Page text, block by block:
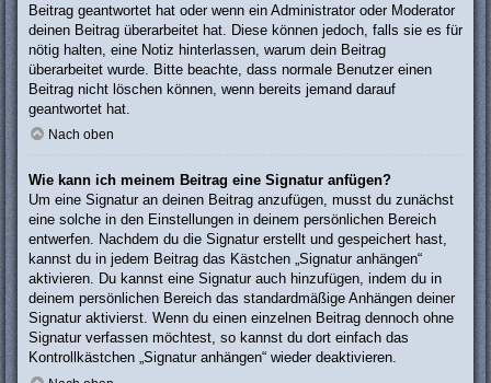
Beitrag geantwortet hat oder wenn ein Administrator oder Moderator
deinen Beitrag überarbeitet hat. Diese können jedoch, falls sie es für
nötig halten, eine Notiz hinterlassen, warum dein Beitrag
überarbeitet wurde. Bitte beachte, dass normale Benutzer einen
Beitrag nicht löschen können, wenn bereits jemand darauf
geantwortet hat.
Nach oben
Wie kann ich meinem Beitrag eine Signatur anfügen?
Um eine Signatur an deinen Beitrag anzufügen, musst du zunächst
eine solche in den Einstellungen in deinem persönlichen Bereich
entwerfen. Nachdem du die Signatur erstellt und gespeichert hast,
kannst du in jedem Beitrag das Kästchen „Signatur anhängen“
aktivieren. Du kannst eine Signatur auch hinzufügen, indem du in
deinem persönlichen Bereich das standardmäßige Anhängen deiner
Signatur aktivierst. Wenn du einen einzelnen Beitrag dennoch ohne
Signatur verfassen möchtest, so kannst du dort einfach das
Kontrollkästchen „Signatur anhängen“ wieder deaktivieren.